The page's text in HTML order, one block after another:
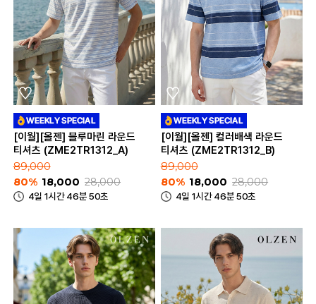
[이월][올젠] 블루마린 라운드
티셔츠 (ZME2TR1312_A)
89,000
80% 18,000 28,000
4일 1시간 46분 50초
[이월][올젠] 컬러배색 라운드
티셔츠 (ZME2TR1312_B)
89,000
80% 18,000 28,000
4일 1시간 46분 50초